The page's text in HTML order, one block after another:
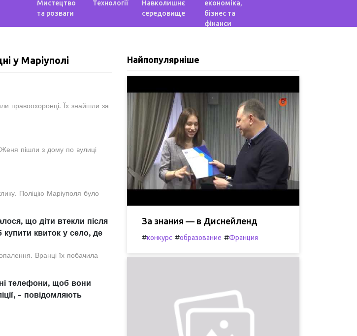
Мистецтво
та розваги
Технології
Навколишнє
середовище
економіка,
бізнес та
фінанси
у Маріуполі
правоохоронці. Їх знайшли за
Женя пішли з дому по вулиці
Поліцію Маріуполя було
що діти втекли після
квиток у село, де
Вранці їх побачила
телефони, щоб вони
- повідомляють
Найпопулярніше
За знания — в Диснейленд
#конкурс #образование #Франция